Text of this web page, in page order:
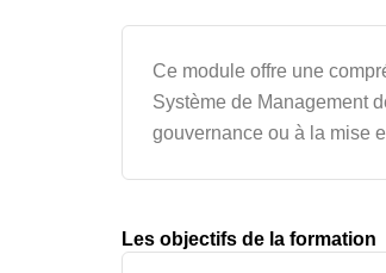
Ce module offre une
Système de Management
gouvernance ou à la mise
Les objectifs de la formation